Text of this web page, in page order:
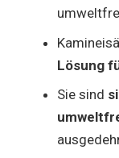
Lösung
Sie sind